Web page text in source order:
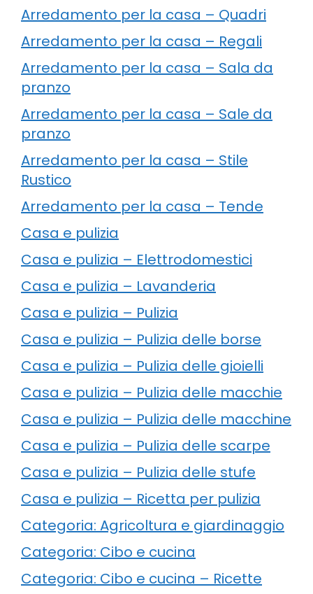
Arredamento per la casa – Quadri
Arredamento per la casa – Regali
Arredamento per la casa – Sala da
pranzo
Arredamento per la casa – Sale da
pranzo
Arredamento per la casa – Stile
Rustico
Arredamento per la casa – Tende
Casa e pulizia
Casa e pulizia – Elettrodomestici
Casa e pulizia – Lavanderia
Casa e pulizia – Pulizia
Casa e pulizia – Pulizia delle borse
Casa e pulizia – Pulizia delle gioielli
Casa e pulizia – Pulizia delle macchie
Casa e pulizia – Pulizia delle macchine
Casa e pulizia – Pulizia delle scarpe
Casa e pulizia – Pulizia delle stufe
Casa e pulizia – Ricetta per pulizia
Categoria: Agricoltura e giardinaggio
Categoria: Cibo e cucina
Categoria: Cibo e cucina – Ricette